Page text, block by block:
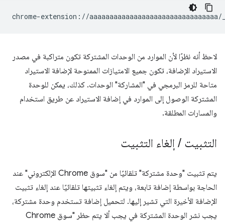
لاحظ أنه نظرًا لأن الموارد من الوحدات المشتركة تكون متراكبة في مصدر
الاستيراد الإضافة، تكون جميع الامتيازات الممنوحة لإضافة الاستيراد
متاحة للرمز البرمجي في "المشاركة" الوحدات. كذلك، يمكن للوحدة
المشتركة الوصول إلى الموارد في إضافة الاستيراد عن طريق استخدام
والمسارات المطلقة.
التثبيت / إلغاء التثبيت
يتم تثبيت "وحدة مشتركة" تلقائيًا من "سوق Chrome الإلكتروني" عند
الحاجة بواسطة إضافة تابعة، ويتم إلغاء تثبيتها تلقائيًا عند إلغاء تثبيت
الإضافة الأخيرة التي تشير إليها. لتحميل إضافة تستخدم وحدة مشتركة،
يجب نشر الوحدة المشتركة في يجب ألا يتم حظر "سوق Chrome